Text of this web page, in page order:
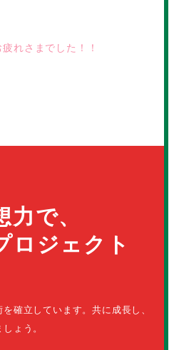
れさまでした！！
で、
ロジェクト
確立しています。共に成長し、
ょう。